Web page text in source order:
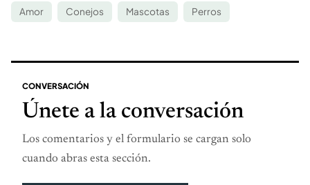
Amor Conejos Mascotas Perros
CONVERSACIÓN
Únete a la conversación
Los comentarios y el formulario se cargan solo
cuando abras esta sección.